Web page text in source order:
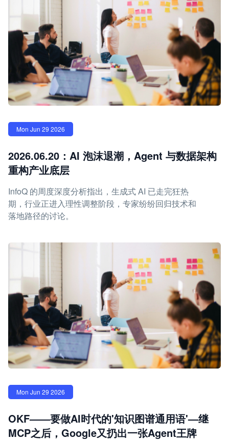
Mon Jun 29 2026
2026.06.20：AI 泡沫退潮，Agent 与数据架构
重构产业底层
InfoQ 的周度深度分析指出，生成式 AI 已走完狂热
期，行业正进入理性调整阶段，专家纷纷回归技术和
落地路径的讨论。
Mon Jun 29 2026
OKF——要做AI时代的'知识图谱通用语'—继
MCP之后，Google又扔出一张Agent王牌